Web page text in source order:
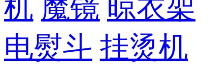
机 魔镜 晾衣架
电熨斗 挂烫机